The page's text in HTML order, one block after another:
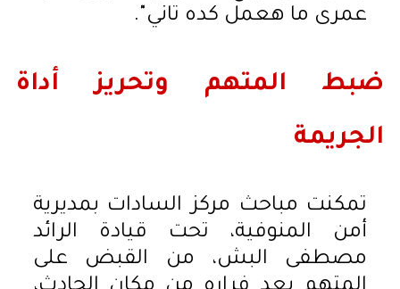
عمرى ما هعمل كده تاني".
ضبط المتهم وتحريز أداة
الجريمة
تمكنت مباحث مركز السادات بمديرية
أمن المنوفية، تحت قيادة الرائد
مصطفى البش، من القبض على